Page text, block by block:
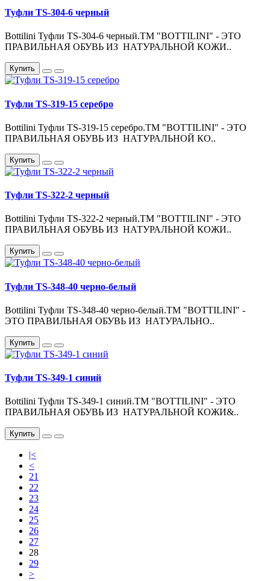
Туфли TS-304-6 черный
Bottilini Туфли TS-304-6 черный.ТМ "BOTTILINI" - ЭТО
ПРАВИЛЬНАЯ ОБУВЬ ИЗ НАТУРАЛЬНОЙ КОЖИ..
Купить
Туфли TS-319-15 серебро
Bottilini Туфли TS-319-15 серебро.ТМ "BOTTILINI" - ЭТО
ПРАВИЛЬНАЯ ОБУВЬ ИЗ НАТУРАЛЬНОЙ КО..
Купить
Туфли TS-322-2 черный
Bottilini Туфли TS-322-2 черный.ТМ "BOTTILINI" - ЭТО
ПРАВИЛЬНАЯ ОБУВЬ ИЗ НАТУРАЛЬНОЙ КОЖИ..
Купить
Туфли TS-348-40 черно-белый
Bottilini Туфли TS-348-40 черно-белый.ТМ "BOTTILINI" -
ЭТО ПРАВИЛЬНАЯ ОБУВЬ ИЗ НАТУРАЛЬНО..
Купить
Туфли TS-349-1 синий
Bottilini Туфли TS-349-1 синий.ТМ "BOTTILINI" - ЭТО
ПРАВИЛЬНАЯ ОБУВЬ ИЗ НАТУРАЛЬНОЙ КОЖИ&..
Купить
|<
<
21
22
23
24
25
26
27
28
29
>